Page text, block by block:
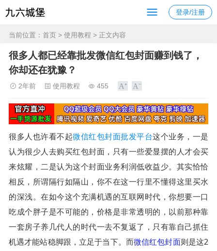
登录/注册
当前位置： 首页 > 使用教程 > 正文内容
很多人都已经靠批发微信红包封面赚到钱了，
你却还在犹豫？
2年前 使用教程 455
很多人也许看不起微信红包封面批发平台这个业务，一是
认为很少人去购买红包封面，只有一些爱显摆的人才会买
来炫耀，二是认为这个封面业务利润低收益少。其实恰恰
相反，所谓隔行如隔山，你不在这一行里不懂得这里买水
的深浅。在如今这个充满机遇的互联网时代，你想要一口
吃成个胖子是不可能的，价格是非常透明的，以前那种靠
一套房子养几代人的时代一去不复返了，只有靠自己抓住
机遇才能站稳脚跟，立足于当下。而微信红包封面则是这2